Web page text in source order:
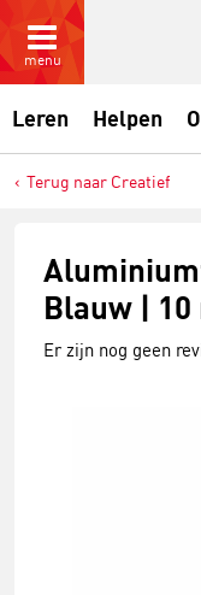
menu
Leren Helpen
Terug naar Creatief
Blauw |
Er zijn nog geen